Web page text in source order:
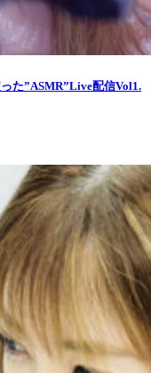
た”ASMR”Live配信Vol1.